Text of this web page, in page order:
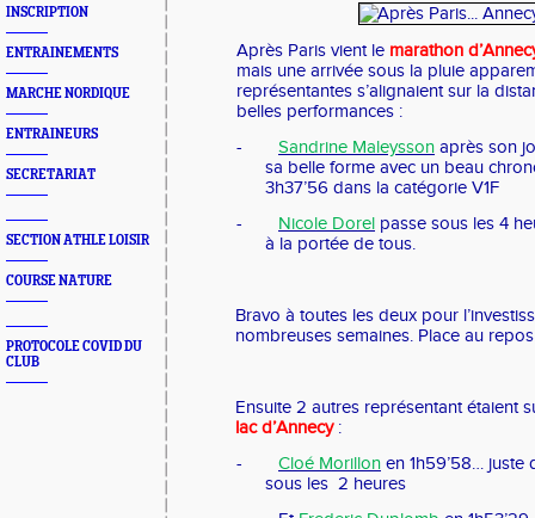
INSCRIPTION
ENTRAINEMENTS
MARCHE NORDIQUE
ENTRAINEURS
SECRETARIAT
SECTION ATHLE LOISIR
COURSE NATURE
PROTOCOLE COVID DU
CLUB
Après Paris vient le marathon
mais une arrivée sous la pluie
représentantes s’alignaient sur la
belles performances :
-
Sandrine Maleysson après son
sa belle forme avec un beau
3h37’56 dans la catégorie V1F
-
Nicole Dorel passe sous les 4
à la portée de tous.
Bravo à toutes les deux pour
nombreuses semaines. Place au
Ensuite 2 autres représentant étaient
lac d’Annecy:
-
Cloé Morillon en 1h59’58… juste
sous les 2 heures